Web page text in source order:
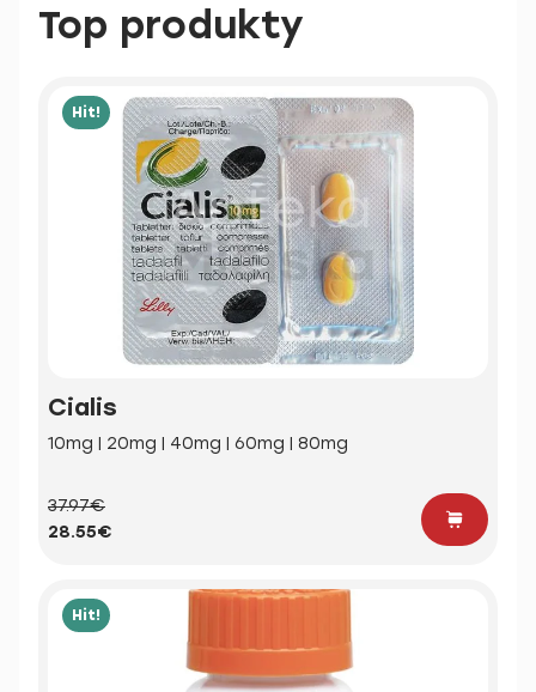
Top produkty
Hit!
Cialis
10mg | 20mg | 40mg | 60mg | 80mg
37.97€
28.55€
Hit!